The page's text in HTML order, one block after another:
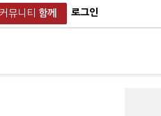
커뮤니티 함께 로그인